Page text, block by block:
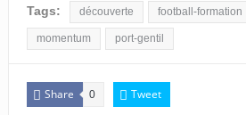
Tags: découverte football-formation
momentum port-gentil
Share 0 Tweet